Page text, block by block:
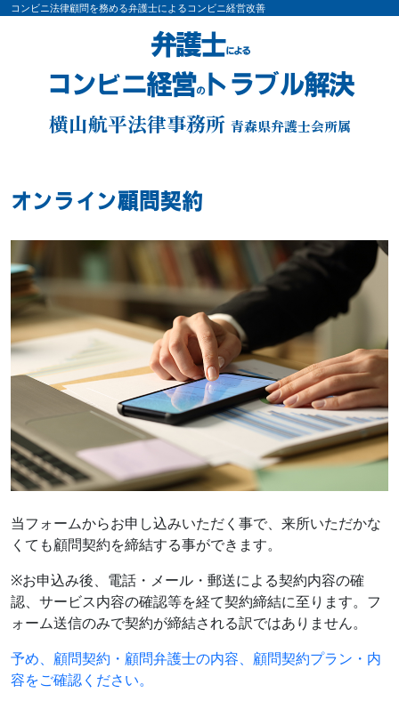
コンビニ法律顧問を務める弁護士によるコンビニ経営改善
弁護士による
コンビニ経営のトラブル解決
横山航平法律事務所 青森県弁護士会所属
オンライン顧問契約
当フォームからお申し込みいただく事で、来所いただかな
くても顧問契約を締結する事ができます。
※お申込み後、電話・メール・郵送による契約内容の確
認、サービス内容の確認等を経て契約締結に至ります。フ
ォーム送信のみで契約が締結される訳ではありません。
予め、顧問契約・顧問弁護士の内容、顧問契約プラン・内
容をご確認ください。